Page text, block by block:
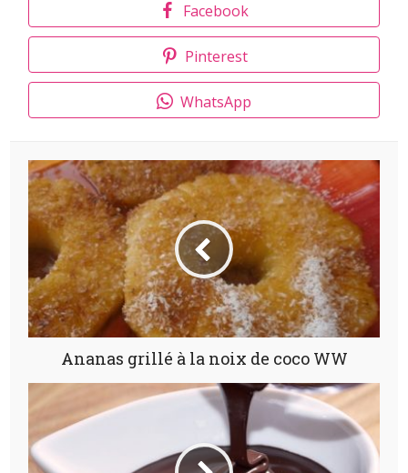
Facebook
Pinterest
WhatsApp
Ananas grillé à la noix de coco WW